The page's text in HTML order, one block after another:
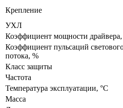
Крепление
УХЛ
Коэффициент мощности драйвера,
Коэффициент пульсаций
потока, %
Класс защиты
Частота
Температура эксплуатации, °С
Масса